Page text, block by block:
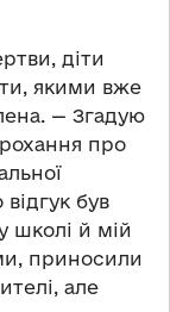
діти
якими вже
— Згадую
про
був
школі й мій
приносили
але